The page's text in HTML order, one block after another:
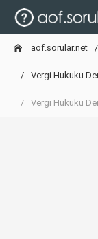
aof.sorular.net
Vergi Hukuku
Vergi Hukuku